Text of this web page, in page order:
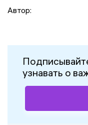
Автор:
узнавать о